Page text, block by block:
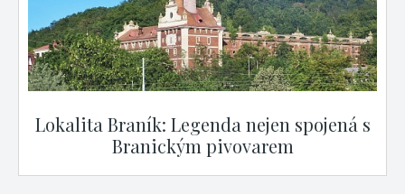
Lokalita Braník: Legenda nejen spojená s
Branickým pivovarem